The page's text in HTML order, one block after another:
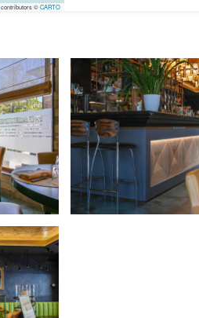
contributors ©CARTO